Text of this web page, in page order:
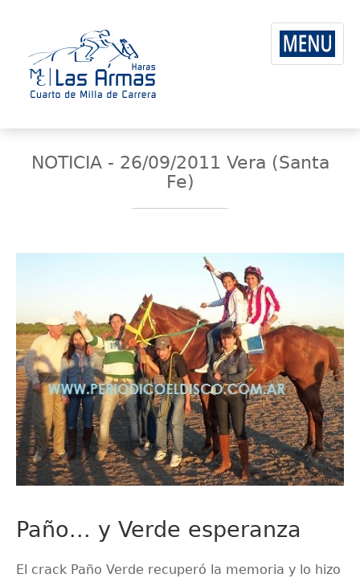
NOTICIA - 26/09/2011 Vera (Santa
Fe)
Paño... y Verde esperanza
El crack Paño Verde recuperó la memoria y lo hizo